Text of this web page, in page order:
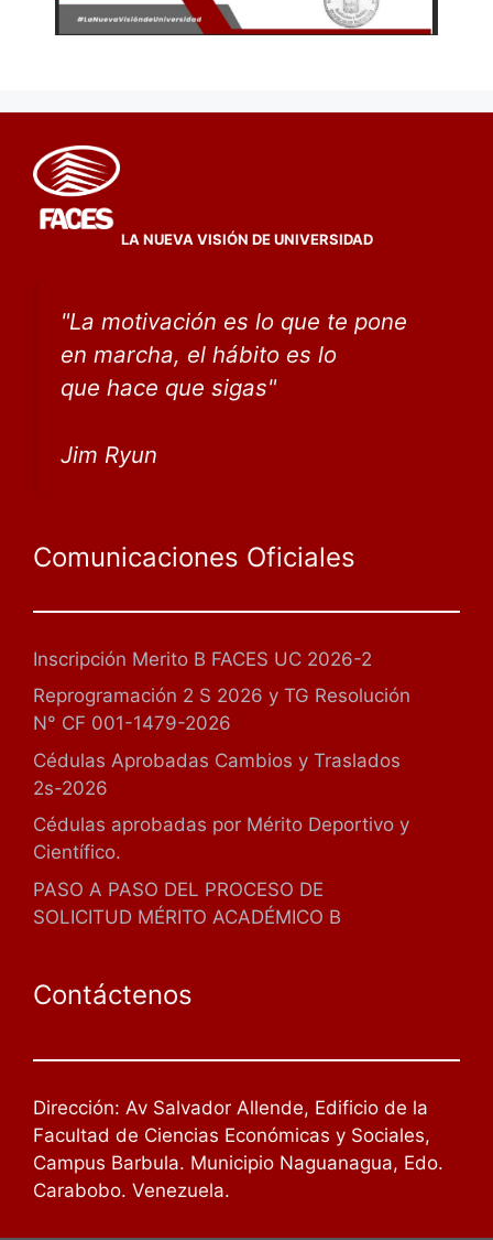
LA NUEVA VISIÓN DE UNIVERSIDAD
"La motivación es lo que te pone
en marcha, el hábito es lo
que hace que sigas"
Jim Ryun
Comunicaciones Oficiales
Inscripción Merito B FACES UC 2026-2
Reprogramación 2 S 2026 y TG Resolución
N° CF 001-1479-2026
Cédulas Aprobadas Cambios y Traslados
2s-2026
Cédulas aprobadas por Mérito Deportivo y
Científico.
PASO A PASO DEL PROCESO DE
SOLICITUD MÉRITO ACADÉMICO B
Contáctenos
Dirección: Av Salvador Allende, Edificio de la
Facultad de Ciencias Económicas y Sociales,
Campus Barbula. Municipio Naguanagua, Edo.
Carabobo. Venezuela.